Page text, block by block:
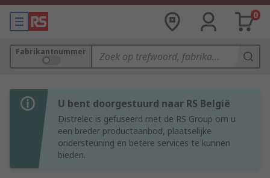
0
Fabrikantnummer
U bent doorgestuurd naar RS België
Distrelec is gefuseerd met de RS Group om u
een breder productaanbod, plaatselijke
ondersteuning en betere services te kunnen
bieden.